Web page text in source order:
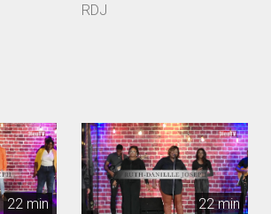
RDJ
22 min 22 min